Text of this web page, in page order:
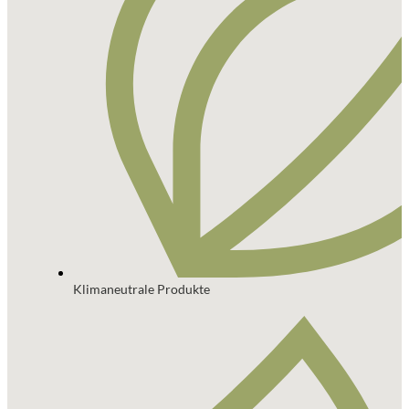
Klimaneutrale Produkte